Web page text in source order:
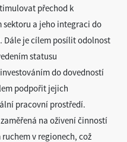
přechod k
a jeho integraci do
Dále je cílem posílit odolnost
statusu
do dovedností
podpořit jejich
pracovní prostředí.
na oživení činností
v regionech, což